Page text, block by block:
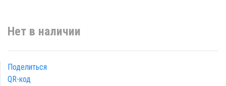
Нет в наличии
Поделиться
QR-код